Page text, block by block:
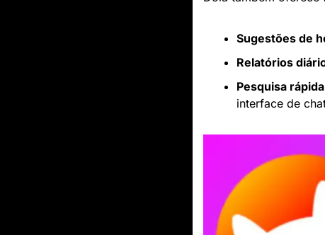
Sugestões de
Relatórios
Pesquisa rápida
interface de